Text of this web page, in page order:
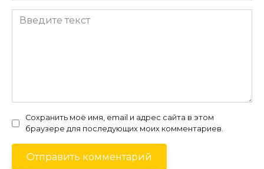
Сохранить моё имя, email и адрес сайта в этом
браузере для последующих моих комментариев.